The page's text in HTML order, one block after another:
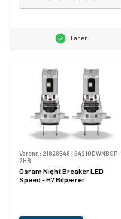
Lager
Varenr.: 21828548 | 64210DWNBSP-
2HB
Osram Night Breaker LED
Speed - H7 Bilpærer